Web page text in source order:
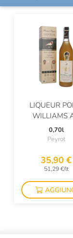
Birrificio
Birrificio Maiella
Birrificio Milano
Birrificio
Birrificio Del
Bisol
Blazic
Bodegas
Boglietti
Bollinger
LIQUEUR
WILLIAMS
COGNAC
0,70l
Peyrot
35,90 €
51,29 €/lt